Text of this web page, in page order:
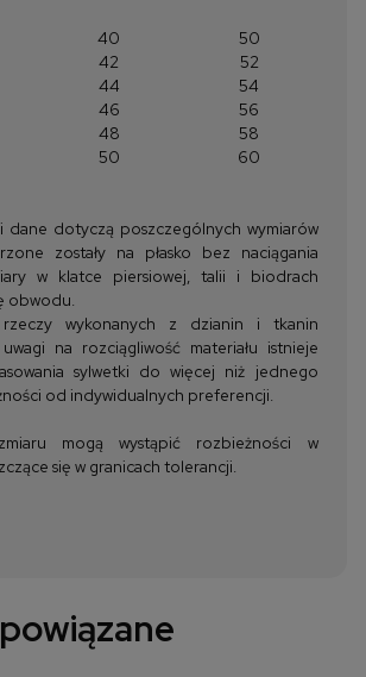
40
50
42
52
44
54
46
56
48
58
50 60
dane dotyczą poszczególnych wymiarów
zostały na płasko bez naciągania
w klatce piersiowej, talii i biodrach
obwodu.
wykonanych z dzianin i tkanin
na rozciągliwość materiału istnieje
sylwetki do więcej niż jednego
od indywidualnych preferencji.
mogą wystąpić rozbieżności w
się w granicach tolerancji.